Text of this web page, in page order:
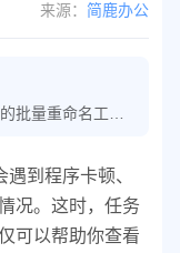
来源： 简鹿办公
到程序卡顿、
况。这时，任务
可以帮助你查看